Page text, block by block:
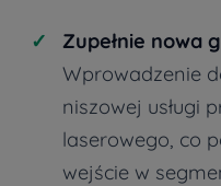
Zupełnie nowa
Wprowadzenie
niszowej usługi
laserowego, co
wejście w